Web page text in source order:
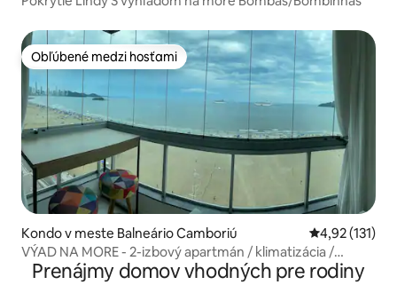
Obľúbené medzi hosťami
Obľúbené medzi hosťami
Kondo v meste Balneário Camboriú Priemerné
4,92 (131)
VÝAD NA MORE - 2-izbový apartmán / klimatizácia /
krásny !!
Prenájmy domov vhodných pre rodiny